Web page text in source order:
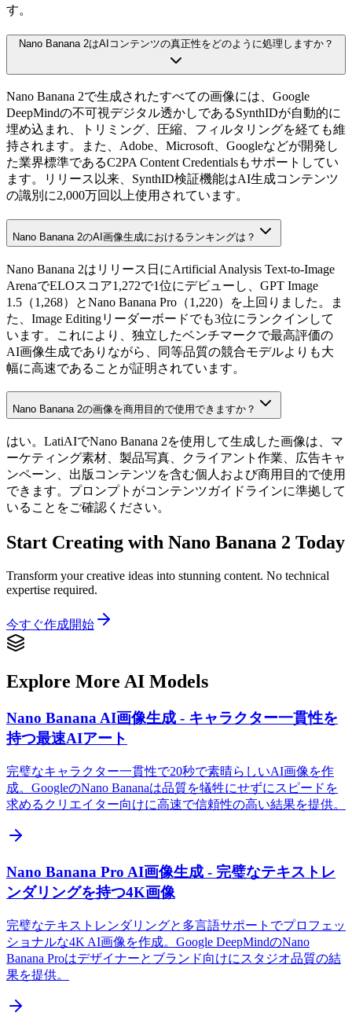
す。
Nano Banana 2はAIコンテンツの真正性をどのように処理しますか？
Nano Banana 2で生成されたすべての画像には、Google
DeepMindの不可視デジタル透かしであるSynthIDが自動的に
埋め込まれ、トリミング、圧縮、フィルタリングを経ても維
持されます。また、Adobe、Microsoft、Googleなどが開発し
た業界標準であるC2PA Content Credentialsもサポートしてい
ます。リリース以来、SynthID検証機能はAI生成コンテンツ
の識別に2,000万回以上使用されています。
Nano Banana 2のAI画像生成におけるランキングは？
Nano Banana 2はリリース日にArtificial Analysis Text-to-Image
ArenaでELOスコア1,272で1位にデビューし、GPT Image
1.5（1,268）とNano Banana Pro（1,220）を上回りました。ま
た、Image Editingリーダーボードでも3位にランクインして
います。これにより、独立したベンチマークで最高評価の
AI画像生成でありながら、同等品質の競合モデルよりも大
幅に高速であることが証明されています。
Nano Banana 2の画像を商用目的で使用できますか？
はい。LatiAIでNano Banana 2を使用して生成した画像は、マ
ーケティング素材、製品写真、クライアント作業、広告キャ
ンペーン、出版コンテンツを含む個人および商用目的で使用
できます。プロンプトがコンテンツガイドラインに準拠して
いることをご確認ください。
Start Creating with Nano Banana 2 Today
Transform your creative ideas into stunning content. No technical
expertise required.
今すぐ作成開始
Explore More AI Models
Nano Banana AI画像生成 - キャラクター一貫性を
持つ最速AIアート
完璧なキャラクター一貫性で20秒で素晴らしいAI画像を作
成。GoogleのNano Bananaは品質を犠牲にせずにスピードを
求めるクリエイター向けに高速で信頼性の高い結果を提供。
Nano Banana Pro AI画像生成 - 完璧なテキストレ
ンダリングを持つ4K画像
完璧なテキストレンダリングと多言語サポートでプロフェッ
ショナルな4K AI画像を作成。Google DeepMindのNano
Banana Proはデザイナーとブランド向けにスタジオ品質の結
果を提供。